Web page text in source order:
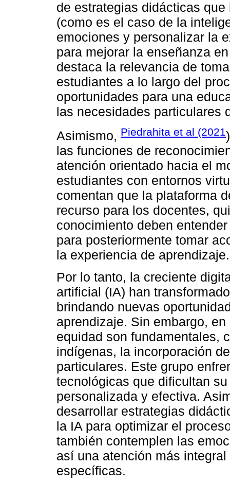
de estrategias didácticas
(como es el caso de la
emociones y personalizar la
para mejorar la enseñanza
destaca la relevancia de
estudiantes a lo largo del
oportunidades para una
las necesidades particulares
Asimismo, Piedrahita et al (2021
las funciones de
atención orientado hacia el
estudiantes con entornos
comentan que la plataforma
recurso para los docentes,
conocimiento deben
para posteriormente tomar
la experiencia de aprendizaje.
Por lo tanto, la creciente
artificial (IA) han
brindando nuevas
aprendizaje. Sin embargo,
equidad son fundamentales,
indígenas, la incorporación
particulares. Este grupo
tecnológicas que dificultan
personalizada y efectiva.
desarrollar estrategias
la IA para optimizar el
también contemplen las
así una atención más
específicas.